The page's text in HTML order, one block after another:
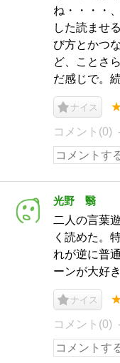
ね・・・・
した読ませ
び方とかつ
ど、ことさ
だ感じで。
ナイス
コメント(0)
光野 翳
二人の言葉
く読めた。
れが逆に普
ーンが大好き
ナイス
コメント(0)